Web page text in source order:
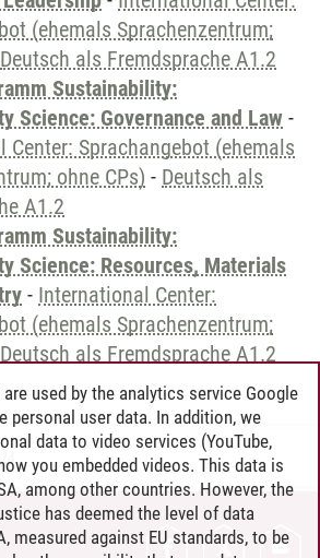
(ehemals Sprachenzentrum;
Deutsch als Fremdsprache A1.2
Sustainability:
Science: Governance and Law -
Center: Sprachangebot (ehemals
ohne CPs) - Deutsch als
A1.2
Sustainability:
Science: Resources, Materials
- International Center:
(ehemals Sprachenzentrum;
Deutsch als Fremdsprache A1.2
used by the analytics service Google
personal user data. In addition, we
data to video services (YouTube,
you embedded videos. This data is
among other countries. However, the
has deemed the level of data
measured against EU standards, to be